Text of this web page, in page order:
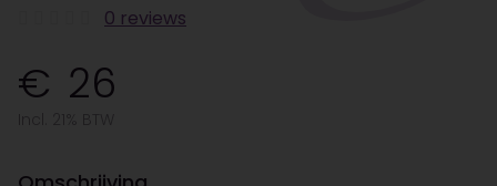
0 reviews
26